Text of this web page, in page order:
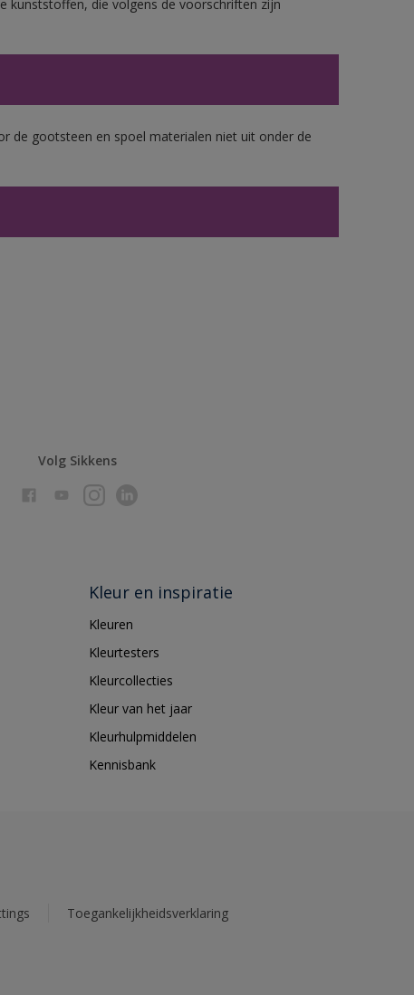
kunststoffen, die volgens de voorschriften zijn
de gootsteen en spoel materialen niet uit onder de
Volg Sikkens
Kleur en inspiratie
Kleuren
Kleurtesters
Kleurcollecties
Kleur van het jaar
Kleurhulpmiddelen
Kennisbank
Toegankelijkheidsverklaring